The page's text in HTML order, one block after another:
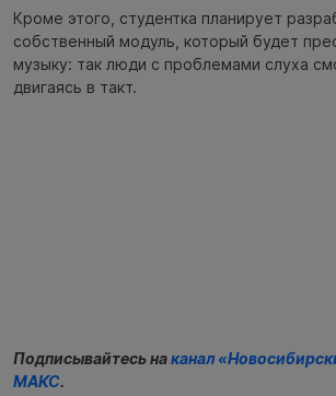
Кроме этого, студентка планирует
собственный модуль, который будет
музыку: так люди с проблемами слуха
двигаясь в такт.
Подписывайтесь наканал
МАКС.